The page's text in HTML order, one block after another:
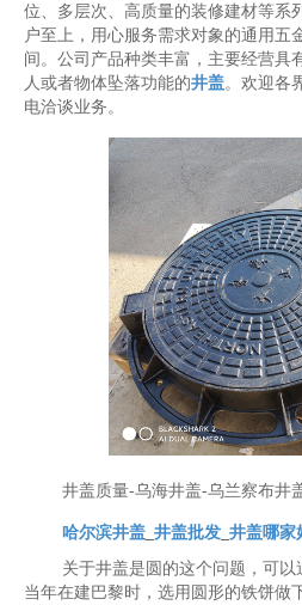
位、多层次、高质量的装修建材等系
户至上，用心服务需求对象的通用五
间。公司产品种类丰富，主要经营具
人或者物体坠落功能的井盖。欢迎各
电洽谈业务。
井盖质量-乌海井盖-乌兰察布井盖
哈尔滨井盖_ 井盖批发_ 井盖哪家
关于井盖是圆的这个问题，可以
当年在建巴黎时，选用圆形的铁饼做